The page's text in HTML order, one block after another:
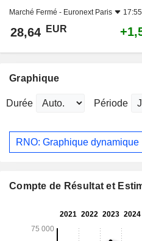
Marché Fermé - Euronext Paris
28,64 EUR
Graphique
Durée Période
RNO: Graphique dynamique
Compte de Résultat et